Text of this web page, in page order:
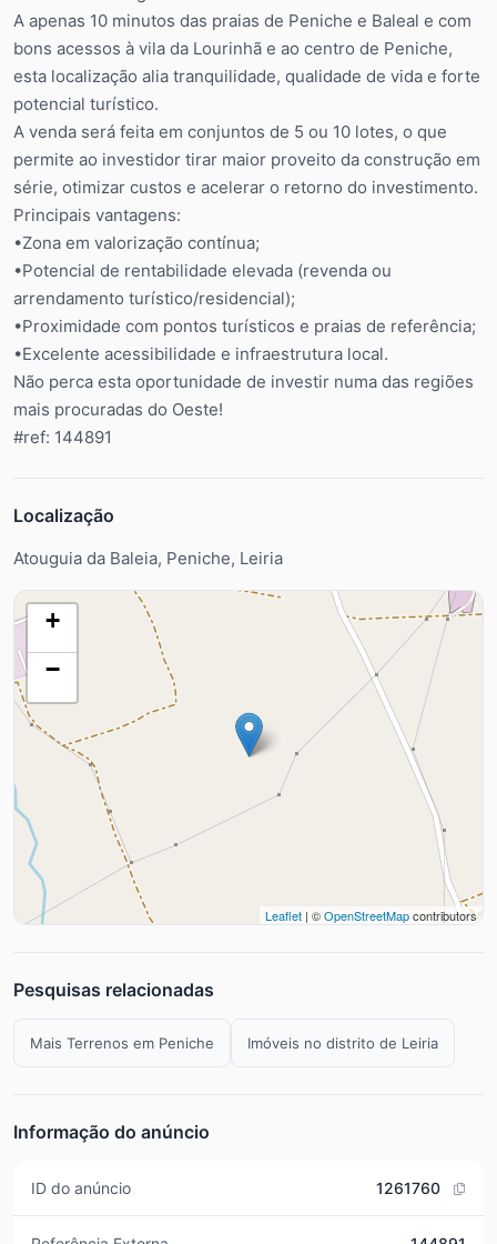
A apenas 10 minutos das praias de Peniche e Baleal e com
bons acessos à vila da Lourinhã e ao centro de Peniche,
esta localização alia tranquilidade, qualidade de vida e forte
potencial turístico.
A venda será feita em conjuntos de 5 ou 10 lotes, o que
permite ao investidor tirar maior proveito da construção em
série, otimizar custos e acelerar o retorno do investimento.
Principais vantagens:
•Zona em valorização contínua;
•Potencial de rentabilidade elevada (revenda ou
arrendamento turístico/residencial);
•Proximidade com pontos turísticos e praias de referência;
•Excelente acessibilidade e infraestrutura local.
Não perca esta oportunidade de investir numa das regiões
mais procuradas do Oeste!
#ref: 144891
Localização
Atouguia da Baleia, Peniche, Leiria
+
−
Leaflet | ©OpenStreetMapcontributors
Pesquisas relacionadas
Mais Terrenos em Peniche Imóveis no distrito de Leiria
Informação do anúncio
ID do anúncio 1261760